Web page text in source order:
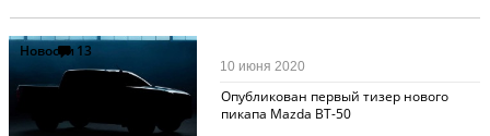
Новости13
Опубликован первый тизер нового
пикапа Mazda BT-50
10 июня 2020